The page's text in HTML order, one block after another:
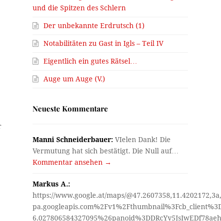
und die Spitzen des Schlern
Der unbekannte Erdrutsch (1)
Notabilitäten zu Gast in Igls – Teil IV
Eigentlich ein gutes Rätsel…
Auge um Auge (V.)
Neueste Kommentare
Manni Schneiderbauer: VIelen Dank! Die
Vermutung hat sich bestätigt. Die Null auf…
Kommentar ansehen →
Markus A.:
https://www.google.at/maps/